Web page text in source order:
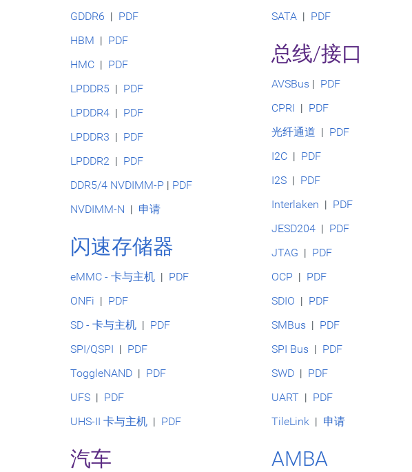
GDDR6 | PDF
HBM | PDF
HMC | PDF
LPDDR5 | PDF
LPDDR4 | PDF
LPDDR3 | PDF
LPDDR2 | PDF
DDR5/4 NVDIMM-P | PDF
NVDIMM-N | 申请
闪速存储器
eMMC - 卡与主机 | PDF
ONFi | PDF
SD - 卡与主机 | PDF
SPI/QSPI | PDF
ToggleNAND | PDF
UFS | PDF
UHS-II 卡与主机 | PDF
汽车
SATA | PDF
总线/接口
AVSBus | PDF
CPRI | PDF
光纤通道 | PDF
I2C | PDF
I2S | PDF
Interlaken | PDF
JESD204 | PDF
JTAG | PDF
OCP | PDF
SDIO | PDF
SMBus | PDF
SPI Bus | PDF
SWD | PDF
UART | PDF
TileLink | 申请
AMBA